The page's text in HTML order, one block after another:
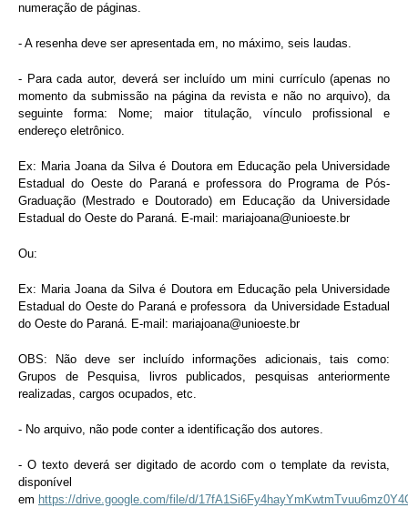
numeração de páginas.
- A resenha deve ser apresentada em, no máximo, seis laudas.
- Para cada autor, deverá ser incluído um mini currículo (apenas no
momento da submissão na página da revista e não no arquivo), da
seguinte forma: Nome; maior titulação, vínculo profissional e
endereço eletrônico.
Ex: Maria Joana da Silva é Doutora em Educação pela Universidade
Estadual do Oeste do Paraná e professora do Programa de Pós-
Graduação (Mestrado e Doutorado) em Educação da Universidade
Estadual do Oeste do Paraná. E-mail: mariajoana@unioeste.br
Ou:
Ex: Maria Joana da Silva é Doutora em Educação pela Universidade
Estadual do Oeste do Paraná e professora da Universidade Estadual
do Oeste do Paraná. E-mail: mariajoana@unioeste.br
OBS: Não deve ser incluído informações adicionais, tais como:
Grupos de Pesquisa, livros publicados, pesquisas anteriormente
realizadas, cargos ocupados, etc.
- No arquivo, não pode conter a identificação dos autores.
- O texto deverá ser digitado de acordo com o template da revista,
disponível
em https://drive.google.com/file/d/